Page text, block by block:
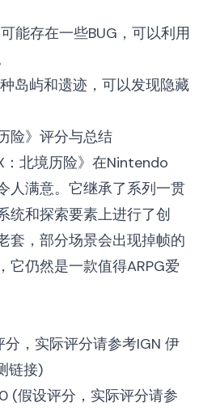
能存在一些BUG，可以利用
岛屿和遗迹，可以发现隐藏
险》评分与总结
：北境历险》在Nintendo
人满意。它继承了系列一贯
统和探索要素上进行了创
套，部分场景会出现掉帧的
它仍然是一款值得ARPG爱
分，实际评分请参考IGN 伊
链接)
(假设评分，实际评分请参